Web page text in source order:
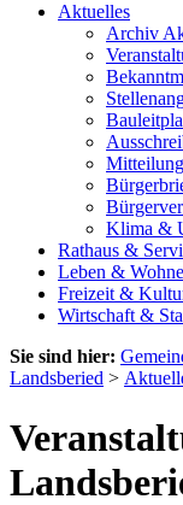
Aktuelles
Archiv
Klima &
Rathaus &
Leben &
Freizeit &
Wirtschaft &
Sie sind hier:
Landsberied >